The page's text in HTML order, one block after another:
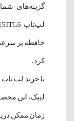
گزینه‌های
کرد.
لیپک، این
زمان ممکن